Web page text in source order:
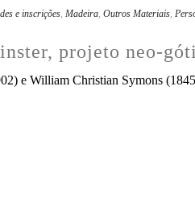
e inscrições, Madeira, Outros Materiais,
projeto neo-
e William Christian Symons